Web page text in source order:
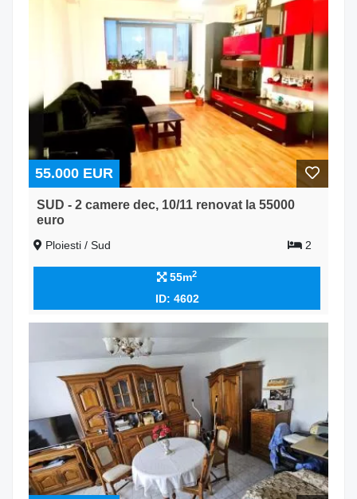
55.000 EUR
SUD - 2 camere dec, 10/11 renovat la 55000
euro
Ploiesti / Sud 2
55m2
ID: 4602